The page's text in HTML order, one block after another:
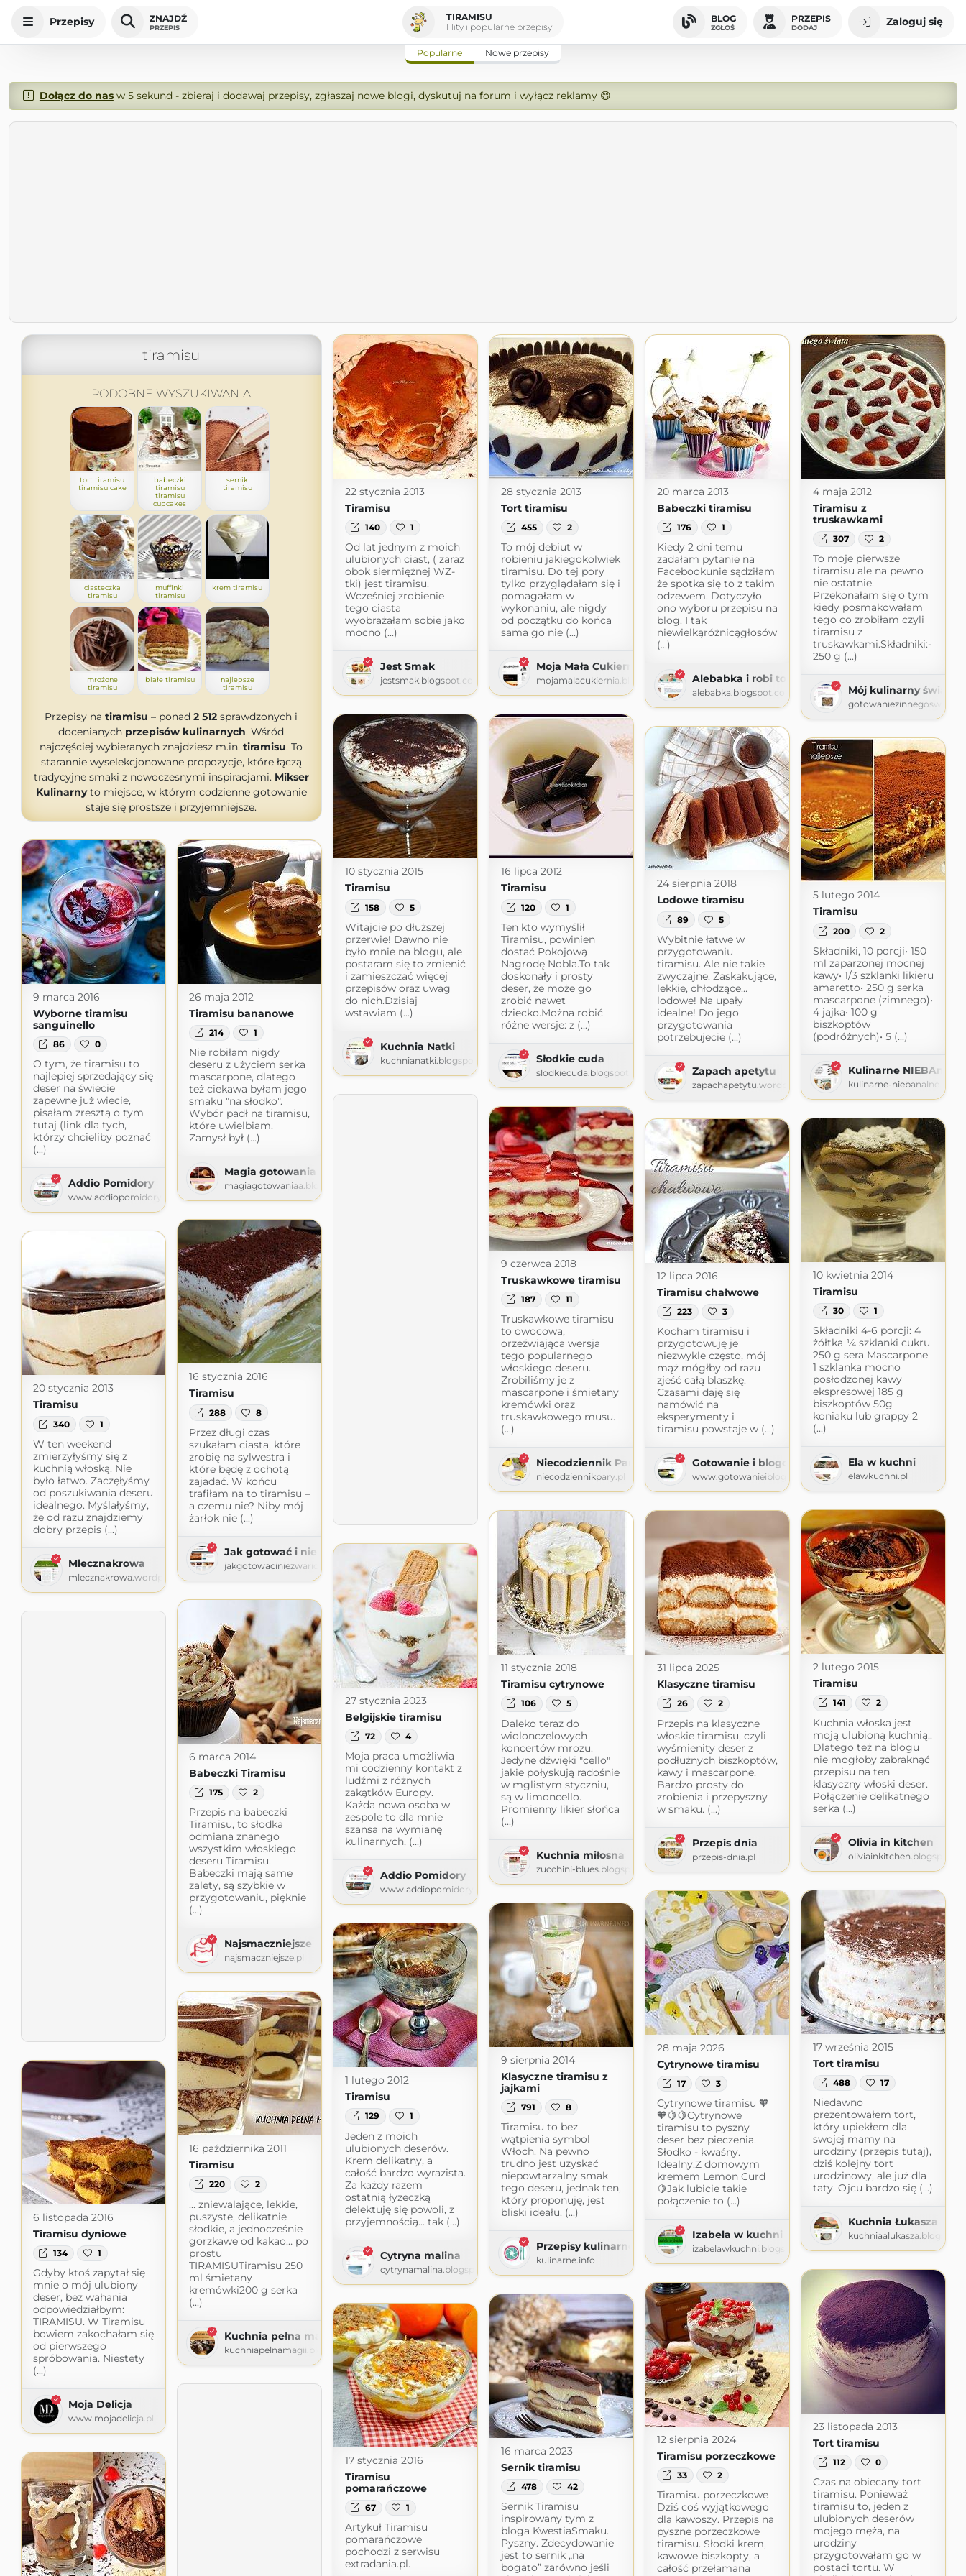
Przepisy ZNAJDŹ
PRZEPIS
TIRAMISU
Hity i popularne przepisy
BLOG
ZGŁOŚ
PRZEPIS
DODAJ Zaloguj się
Popularne Nowe przepisy
Dołącz do nasw 5 sekund - zbieraj i dodawaj przepisy, zgłaszaj nowe blogi, dyskutuj na forum i wyłącz reklamy 😄
tiramisu
PODOBNE WYSZUKIWANIA
tort tiramisu
tiramisu cake
babeczki
tiramisu
tiramisu
cupcakes
sernik
tiramisu
ciasteczka
tiramisu
muffinki
tiramisu
krem tiramisu
mrożone
tiramisu
białe tiramisu
najlepsze
tiramisu
Przepisy na tiramisu – ponad 2 512 sprawdzonych i
docenianych przepisów kulinarnych. Wśród
najczęściej wybieranych znajdziesz m.in. tiramisu. To
starannie wyselekcjonowane propozycje, które łączą
tradycyjne smaki z nowoczesnymi inspiracjami. Mikser
Kulinarnyto miejsce, w którym codzienne gotowanie
staje się prostsze i przyjemniejsze.
22 stycznia 2013
Tiramisu
140 1
Od lat jednym z moich
ulubionych ciast, ( zaraz
obok siermiężnej WZ-
tki) jest tiramisu.
Wcześniej zrobienie
tego ciasta
wyobrażałam sobie jako
mocno (...)
Jest Smak
jestsmak.blogspot.com
28 stycznia 2013
Tort tiramisu
455 2
To mój debiut w
robieniu jakiegokolwiek
tiramisu. Do tej pory
tylko przyglądałam się i
pomagałam w
wykonaniu, ale nigdy
od początku do końca
sama go nie (...)
Moja Mała Cukiernia
mojamalacukiernia.blogspot.com
20 marca 2013
Babeczki tiramisu
176 1
Kiedy 2 dni temu
zadałam pytanie na
Facebookunie sądziłam
że spotka się to z takim
odzewem. Dotyczyło
ono wyboru przepisu na
blog. I tak
niewielkąróżnicągłosów
(...)
Alebabka i robi to co lubi
alebabka.blogspot.com
4 maja 2012
Tiramisu z
truskawkami
307 2
To moje pierwsze
tiramisu ale na pewno
nie ostatnie.
Przekonałam się o tym
kiedy posmakowałam
tego co zrobiłam czyli
tiramisu z
truskawkami.Składniki:-
250 g (...)
Mój kulinarny świat
10 stycznia 2015
Tiramisu
158 5
Witajcie po dłuższej
przerwie! Dawno nie
było mnie na blogu, ale
postaram się to zmienić
i zamieszczać więcej
przepisów oraz uwag
do nich.Dzisiaj
wstawiam (...)
Kuchnia Natki
kuchnianatki.blogspot.com
16 lipca 2012
Tiramisu
120 1
Ten kto wymyślił
Tiramisu, powinien
dostać Pokojową
Nagrodę Nobla.To tak
doskonały i prosty
deser, że może go
zrobić nawet
dziecko.Można robić
różne wersje: z (...)
Słodkie cuda
slodkiecuda.blogspot.com
24 sierpnia 2018
Lodowe tiramisu
89 5
Wybitnie łatwe w
przygotowaniu
tiramisu. Ale nie takie
zwyczajne. Zaskakujące,
lekkie, chłodzące…
lodowe! Na upały
idealne! Do jego
przygotowania
potrzebujecie (...)
Zapach apetytu
zapachapetytu.wordpress.com
5 lutego 2014
Tiramisu
200 2
Składniki, 10 porcji• 150
ml zaparzonej mocnej
kawy• 1/3 szklanki likieru
amaretto• 250 g serka
mascarpone (zimnego)•
4 jajka• 100 g
biszkoptów
(podróżnych)• 5 (...)
Kulinarne NIEBAnalne
kulinarne-
9 marca 2016
Wyborne tiramisu
sanguinello
86 0
O tym, że tiramisu to
najlepiej sprzedający się
deser na świecie
zapewne już wiecie,
pisałam zresztą o tym
tutaj (link dla tych,
którzy chcieliby poznać
(...)
Addio Pomidory
www.addiopomidory.pl
26 maja 2012
Tiramisu bananowe
214 1
Nie robiłam nigdy
deseru z użyciem serka
mascarpone, dlatego
też ciekawa byłam jego
smaku "na słodko".
Wybór padł na tiramisu,
które uwielbiam.
Zamysł był (...)
Magia gotowania
magiagotowaniaa.blogspot.com
9 czerwca 2018
Truskawkowe tiramisu
187 11
Truskawkowe tiramisu
to owocowa,
orzeźwiająca wersja
tego popularnego
włoskiego deseru.
Zrobiliśmy je z
mascarpone i śmietany
kremówki oraz
truskawkowego musu.
(...)
Niecodziennik Pary
niecodziennikpary.pl
10 kwietnia 2014
Tiramisu
30 1
Składniki 4-6 porcji: 4
żółtka ¼ szklanki cukru
250 g sera Mascarpone
1 szklanka mocno
posłodzonej kawy
ekspresowej 185 g
biszkoptów 50g
koniaku lub grappy 2
(...)
Ela w kuchni
elawkuchni.pl
12 lipca 2016
Tiramisu chałwowe
223 3
Kocham tiramisu i
przygotowuję je
niezwykle często, mój
mąż mógłby od razu
zjeść całą blaszkę.
Czasami daję się
namówić na
eksperymenty i
tiramisu powstaje w (...)
Gotowanie i blogowanie
www.gotowanieiblogowanie.pl
16 stycznia 2016
Tiramisu
288 8
Przez długi czas
szukałam ciasta, które
zrobię na sylwestra i
które będę z ochotą
zajadać. W końcu
trafiłam na to tiramisu –
a czemu nie? Niby mój
żarłok nie (...)
Jak gotować i nie zwariować
jakgotowaciniezwariowac.wordpress.com
20 stycznia 2013
Tiramisu
340 1
W ten weekend
zmierzyłyśmy się z
kuchnią włoską. Nie
było łatwo. Zaczęłyśmy
od poszukiwania deseru
idealnego. Myślałyśmy,
że od razu znajdziemy
dobry przepis (...)
Mlecznakrowa
mlecznakrowa.wordpress.com
2 lutego 2015
Tiramisu
141 2
Kuchnia włoska jest
moją ulubioną kuchnią..
Dlatego też na blogu
nie mogłoby zabraknąć
przepisu na ten
klasyczny włoski deser.
Połączenie delikatnego
serka (...)
Olivia in kitchen
11 stycznia 2018
Tiramisu cytrynowe
106 5
Daleko teraz do
wiolonczelowych
koncertów mrozu.
Jedyne dźwięki "cello"
jakie połyskują radośnie
w mglistym styczniu,
są w limoncello.
Promienny likier słońca
(...)
Kuchnia miłosna
zucchini-blues.blogspot.com
31 lipca 2025
Klasyczne tiramisu
26 2
Przepis na klasyczne
włoskie tiramisu, czyli
wyśmienity deser z
podłużnych biszkoptów,
kawy i mascarpone.
Bardzo prosty do
zrobienia i przepyszny
w smaku. (...)
Przepis dnia
przepis-dnia.pl
27 stycznia 2023
Belgijskie tiramisu
72 4
Moja praca umożliwia
mi codzienny kontakt z
ludźmi z różnych
zakątków Europy.
Każda nowa osoba w
zespole to dla mnie
szansa na wymianę
kulinarnych, (...)
Addio Pomidory
www.addiopomidory.pl
6 marca 2014
Babeczki Tiramisu
175 2
Przepis na babeczki
Tiramisu, to słodka
odmiana znanego
wszystkim włoskiego
deseru Tiramisu.
Babeczki mają same
zalety, są szybkie w
przygotowaniu, pięknie
(...)
Najsmaczniejsze
najsmaczniejsze.pl
17 września 2015
Tort tiramisu
488 17
Niedawno
prezentowałem tort,
który upiekłem dla
swojej mamy na
urodziny (przepis tutaj),
dziś kolejny tort
urodzinowy, ale już dla
taty. Ojcu bardzo się (...)
Kuchnia Łukasza
28 maja 2026
Cytrynowe tiramisu
17 3
Cytrynowe tiramisu 🧡
🧡🍋🍋Cytrynowe
tiramisu to pyszny
deser bez pieczenia.
Słodko - kwaśny.
Idealny.Z domowym
kremem Lemon Curd
🍋Jak lubicie takie
połączenie to (...)
Izabela w kuchni
izabelawkuchni.blogspot.com
9 sierpnia 2014
Klasyczne tiramisu z
jajkami
791 8
Tiramisu to bez
wątpienia symbol
Włoch. Na pewno
trudno jest uzyskać
niepowtarzalny smak
tego deseru, jednak ten,
który proponuję, jest
bliski ideału. (...)
Przepisy kulinarne ze zdjęciami
kulinarne.info
1 lutego 2012
Tiramisu
129 1
Jeden z moich
ulubionych deserów.
Krem delikatny, a
całość bardzo wyrazista.
Za każdy razem
ostatnią łyżeczką
delektuję się powoli, z
przyjemnością... tak (...)
Cytryna malina
cytrynamalina.blogspot.com
16 października 2011
Tiramisu
220 2
… zniewalające, lekkie,
puszyste, delikatnie
słodkie, a jednocześnie
gorzkawe od kakao… po
prostu
TIRAMISUTiramisu 250
ml śmietany
kremówki200 g serka
(...)
Kuchnia pełna magii
kuchniapelnamagii.blogspot.com
6 listopada 2016
Tiramisu dyniowe
134 1
Gdyby ktoś zapytał się
mnie o mój ulubiony
deser, bez wahania
odpowiedziałbym:
TIRAMISU. W Tiramisu
bowiem zakochałam się
od pierwszego
spróbowania. Niestety
(...)
Moja Delicja
www.mojadelicja.pl
23 listopada 2013
Tort tiramisu
112 0
Czas na obiecany tort
tiramisu. Ponieważ
tiramisu to, jeden z
ulubionych deserów
mojego męża, na
urodziny
przygotowałam go w
postaci tortu. W
12 sierpnia 2024
Tiramisu porzeczkowe
33 2
Tiramisu porzeczkowe
Dziś coś wyjątkowego
dla kawoszy. Przepis na
pyszne porzeczkowe
tiramisu. Słodki krem,
kawowe biszkopty, a
całość przełamana
16 marca 2023
Sernik tiramisu
478 42
Sernik Tiramisu
inspirowany tym z
bloga KwestiaSmaku.
Pyszny. Zdecydowanie
jest to sernik „na
bogato” zarówno jeśli
17 stycznia 2016
Tiramisu
pomarańczowe
67 1
Artykuł Tiramisu
pomarańczowe
pochodzi z serwisu
extradania.pl.